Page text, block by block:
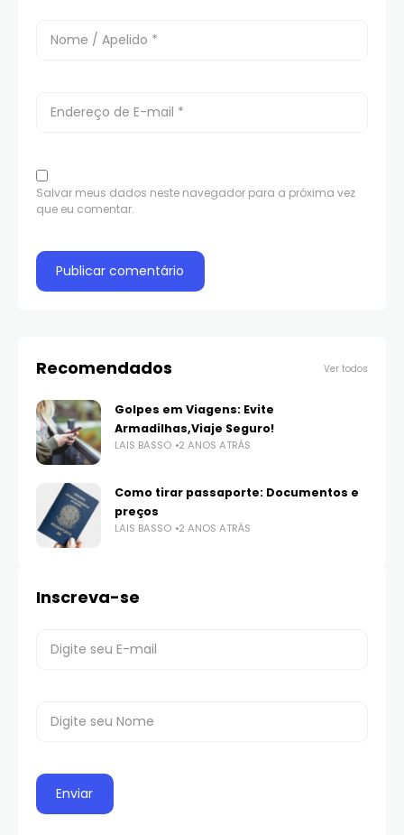
Salvar meus dados neste navegador para a próxima vez
que eu comentar.
Recomendados Ver todos
Golpes em Viagens: Evite
Armadilhas,Viaje Seguro!
LAIS BASSO 2 ANOS ATRÁS
Como tirar passaporte: Documentos e
preços
LAIS BASSO 2 ANOS ATRÁS
Inscreva-se